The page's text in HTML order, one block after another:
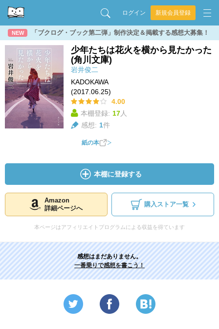
ログイン 新規会員登録
NEW 「ブクログ・ブック第二弾」制作決定＆掲載する感想大募集！
少年たちは花火を横から見たかった
(角川文庫)
岩井俊二
KADOKAWA
(2017.06.25)
4.00
本棚登録: 17人
感想: 1件
紙の本
本棚に登録する
Amazon
詳細ページへ
購入ストア一覧
本ページはアフィリエイトプログラムによる収益を得ています
感想はまだありません。
一番乗りで感想を書こう！